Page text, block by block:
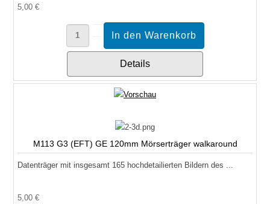
5,00 €
Details
M113 G3 (EFT) GE 120mm Mörserträger walkaround
Datenträger mit insgesamt 165 hochdetailierten Bildern des ...
5,00 €